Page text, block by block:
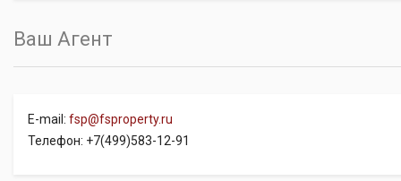
Ваш Агент
E-mail: fsp@fsproperty.ru
Телефон: +7(499)583-12-91